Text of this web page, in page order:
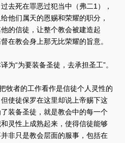
去死在罪恶过犯当中（弗二1），
他们属天的恩赐和荣耀的职分，
的信徒，让整个教会被建造起
在教会身上那无比荣耀的旨意。
为“为要装备圣徒，去承担圣工”。
牧者的工作看作是信徒个人灵性的
使徒保罗在这里却说上帝赐下这
装备圣徒，就是教会中的每一个
灵性上成熟起来，使得信徒能够
非只是教会层面的服事，包括在